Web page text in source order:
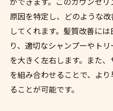
原因を特定し、どのような
してくれます。髪質改善に
り、適切なシャンプーやト
を大きく左右します。また
を組み合わせることで、よ
ることが可能です。